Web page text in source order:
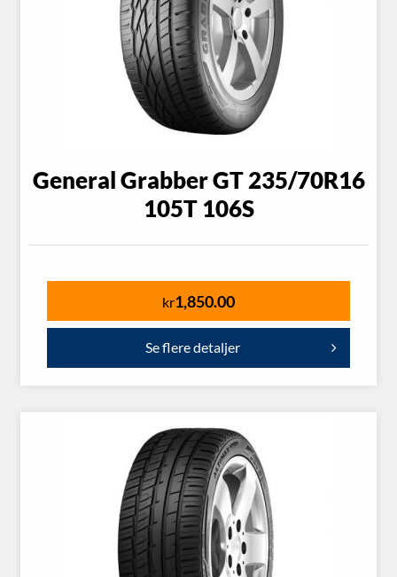
General Grabber GT 235/70R16
105T 106S
kr1,850.00
Se flere detaljer